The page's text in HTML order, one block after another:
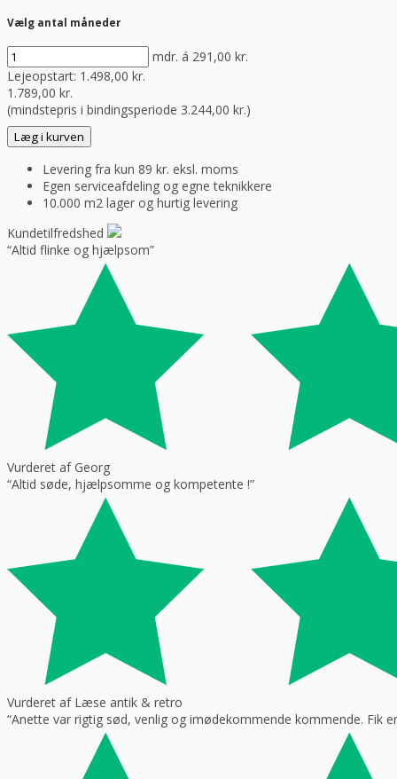
Vælg antal måneder
mdr. á 291,00 kr.
Lejeopstart: 1.498,00 kr.
1.789,00 kr.
(mindstepris i bindingsperiode 3.244,00 kr.)
Læg i kurven
Levering fra kun 89 kr. eksl. moms
Egen serviceafdeling og egne teknikkere
10.000 m2 lager og hurtig levering
Kundetilfredshed
“Altid flinke og hjælpsom”
Vurderet af Georg
“Altid søde, hjælpsomme og kompetente !”
Vurderet af Læse antik & retro
“Anette var rigtig sød, venlig og imødekommende kommende. Fik